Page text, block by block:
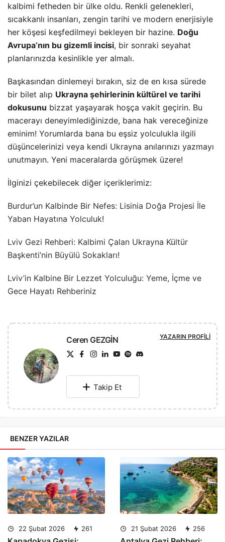
kalbimi fetheden bir ülke oldu. Renkli gelenekleri,
sıcakkanlı insanları, zengin tarihi ve modern enerjisiyle
her köşesi keşfedilmeyi bekleyen bir hazine. Doğu
Avrupa’nın bu gizemli incisi, bir sonraki seyahat
planlarınızda kesinlikle yer almalı.
Başkasından dinlemeyi bırakın, siz de en kısa sürede
bir bilet alıp Ukrayna şehirlerinin kültürel ve tarihi
dokusunu bizzat yaşayarak hoşça vakit geçirin. Bu
macerayı deneyimlediğinizde, bana hak vereceğinize
eminim! Yorumlarda bana bu eşsiz yolculukla ilgili
düşüncelerinizi veya kendi Ukrayna anılarınızı yazmayı
unutmayın. Yeni maceralarda görüşmek üzere!
İlginizi çekebilecek diğer içeriklerimiz:
Burdur’un Kalbinde Bir Nefes: Lisinia Doğa Projesi İle
Yaban Hayatına Yolculuk!
Lviv Gezi Rehberi: Kalbimi Çalan Ukrayna Kültür
Başkenti’nin Büyülü Sokakları!
Lviv’in Kalbine Bir Lezzet Yolculuğu: Yeme, İçme ve
Gece Hayatı Rehberiniz
Ceren GEZGİN YAZARIN PROFILI
Takip Et
BENZER YAZILAR
22 Şubat 2026 261 21 Şubat 2026 256